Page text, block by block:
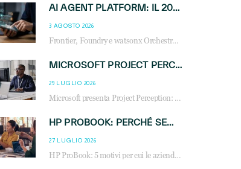
AI AGENT PLATFORM: IL 2026 È L’ANNO DEL «SISTEMA OPERATIVO» PER GLI AGENTI AZIENDALI
3 AGOSTO 2026
Frontier, Foundry e watsonx Orchestrate: la guerra delle piattaforme AI agent ridisegna il mercato IT. Cosa cambia per reseller, MSP e system integrator.
MICROSOFT PROJECT PERCEPTION: COME GLI AGENTI AI CAMBIERANNO SOC, CYBERSECURITY E SERVIZI MSP
29 LUGLIO 2026
Microsoft presenta Project Perception: scopri come gli agenti AI possono trasformare cybersecurity, SOC e servizi gestiti degli MSP.
HP PROBOOK: PERCHÉ SEMPRE PIÙ AZIENDE SCELGONO NOTEBOOK PROGETTATI PER IL LAVORO MODERNO
27 LUGLIO 2026
HP ProBook: 5 motivi per cui le aziende scelgono i notebook business HP per migliorare produttività, sicurezza e gestione dell’AI.